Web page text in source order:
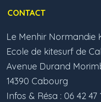
CONTACT
Le Menhir Normandie
Ecole de kitesurf de
Avenue Durand
14390 Cabourg
Infos & Résa : 06 42 47